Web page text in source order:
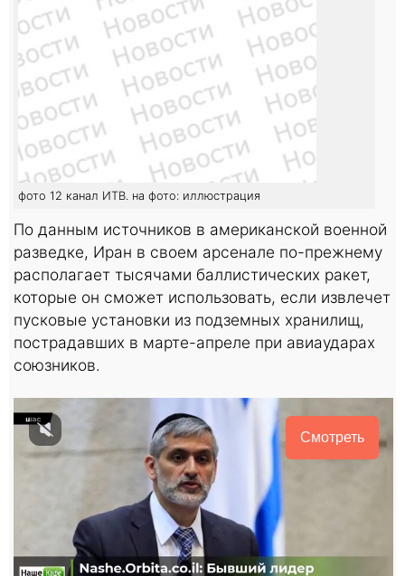
фото 12 канал ИТВ. на фото: иллюстрация
По данным источников в американской военной
разведке, Иран в своем арсенале по-прежнему
располагает тысячами баллистических ракет,
которые он сможет использовать, если извлечет
пусковые установки из подземных хранилищ,
пострадавших в марте-апреле при авиаударах
союзников.
Смотреть